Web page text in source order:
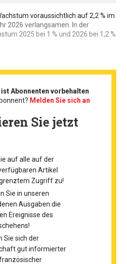
voraussichtlich auf 2,2 % im
2026 verlangsamen. In der
2025 bei 1 % und 2026 bei 1,2 %
Abonnenten vorbehalten
Melden Sie sich an
Sie jetzt
auf alle auf der
Artikel
Zugriff zu!
Sie in unseren
Ausgaben die
Ereignisse des
Sie sich der
gut informierter